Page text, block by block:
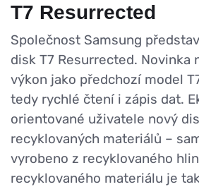
T7 Resurrected
Společnost Samsung
disk T7 Resurrected. Novinka
výkon jako předchozí model
tedy rychlé čtení i zápis dat.
orientované uživatele nový
recyklovaných materiálů –
vyrobeno z recyklovaného
recyklovaného materiálu je